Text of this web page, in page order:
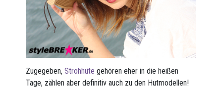
Zugegeben,Strohhüte gehören eher in die heißen
Tage, zählen aber definitiv auch zu den Hutmodellen!